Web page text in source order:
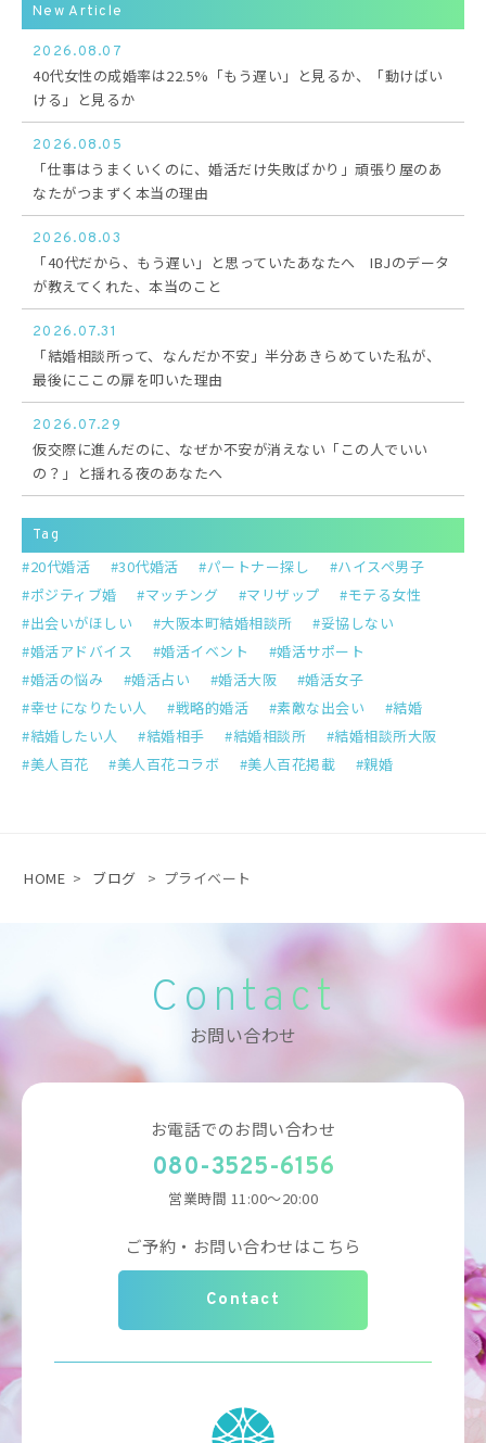
New Article
2026.08.07
40代女性の成婚率は22.5%「もう遅い」と見るか、「動けばい
ける」と見るか
2026.08.05
「仕事はうまくいくのに、婚活だけ失敗ばかり」頑張り屋のあ
なたがつまずく本当の理由
2026.08.03
「40代だから、もう遅い」と思っていたあなたへ IBJのデータ
が教えてくれた、本当のこと
2026.07.31
「結婚相談所って、なんだか不安」半分あきらめていた私が、
最後にここの扉を叩いた理由
2026.07.29
仮交際に進んだのに、なぜか不安が消えない「この人でいい
の？」と揺れる夜のあなたへ
Tag
20代婚活 30代婚活 パートナー探し
ハイスペ男子
ポジティブ婚
マッチング マリザップ
モテる女性
出会いがほしい
大阪本町結婚相談所
妥協しない
婚活アドバイス
婚活イベント
婚活サポート
婚活の悩み
婚活占い 婚活大阪
婚活女子
幸せになりたい人
戦略的婚活 素敵な出会い
結婚
結婚したい人
結婚相手 結婚相談所
結婚相談所大阪
美人百花
美人百花コラボ 美人百花掲載 親婚
HOME > ブログ > プライベート
Contact
お問い合わせ
お電話でのお問い合わせ
080-3525-6156
営業時間 11:00～20:00
ご予約・お問い合わせはこちら
Contact